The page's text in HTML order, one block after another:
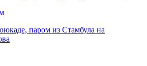
паром из Стамбула на